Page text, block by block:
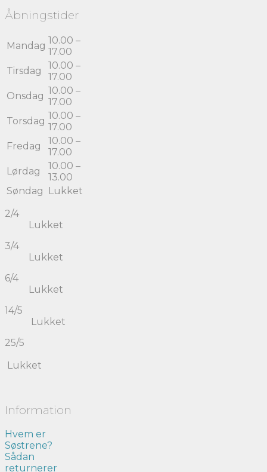
Åbningstider
Mandag 10.00 –
17.00
Tirsdag
10.00 –
17.00
Onsdag 10.00 –
17.00
Torsdag 10.00 –
17.00
Fredag
10.00 –
17.00
Lørdag
10.00 –
13.00
Søndag
Lukket
2/4
Lukket
3/4
Lukket
6/4
Lukket
14/5
Lukket
25/5
Lukket
Information
Hvem er
Søstrene?
Sådan
returnerer